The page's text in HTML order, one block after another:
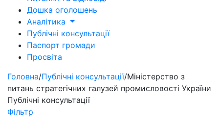
Дошка оголошень
Аналітика
Публічні консультації
Паспорт громади
Просвіта
Головна/Публічні консультації/Міністерство з
питань стратегічних галузей промисловості України
Публічні консультації
Фільтр